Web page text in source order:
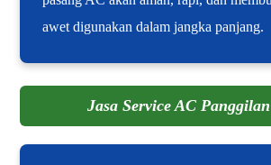
awet digunakan dalam jangka panjang.
Jasa Service AC